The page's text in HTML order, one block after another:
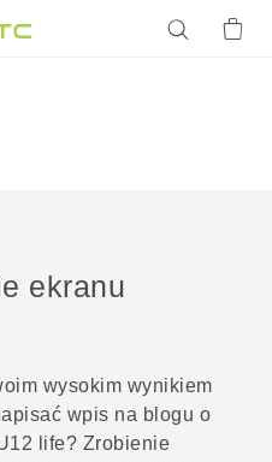
ekranu
wysokim wynikiem
wpis na blogu o
life? Zrobienie